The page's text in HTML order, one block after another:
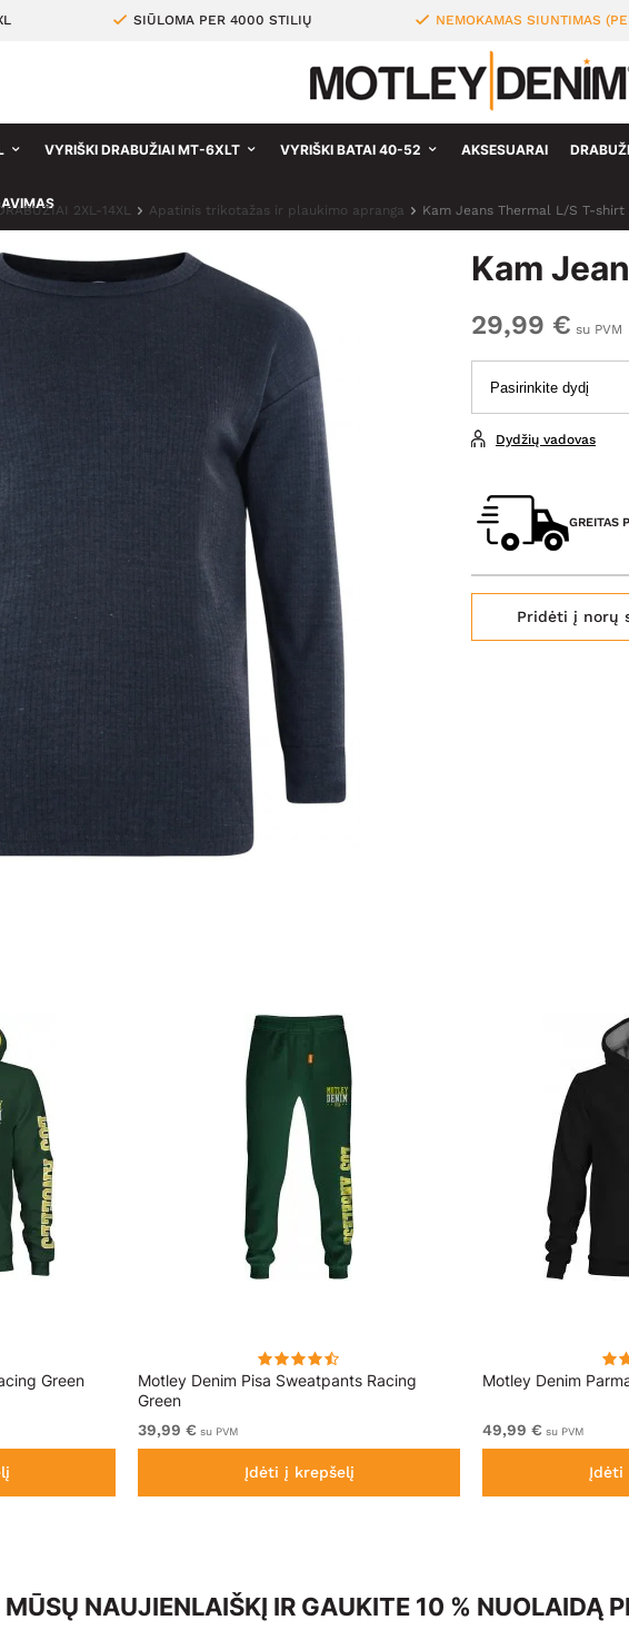
SIŪLOMA PER 4000 STILIŲ NEMOKAMAS SIUNTIMAS
VYRIŠKI DRABUŽIAI MT-6XLT VYRIŠKI BATAI 40-52 AKSESUARAI
2XL-14XL Apatinis trikotažas ir plaukimo apranga Kam Jeans Thermal L/S T-shirt
Kam
29,99 € su PVM
Dydžių vadovas
GREITAS
Pridėti į norų
Green
Motley Denim Pisa Sweatpants Racing
Green
39,99 € su PVM
Įdėti į krepšelį
Motley Denim
49,99 € su PVM
Įdėti
MŪSŲ NAUJIENLAIŠKĮ IR GAUKITE 10 %